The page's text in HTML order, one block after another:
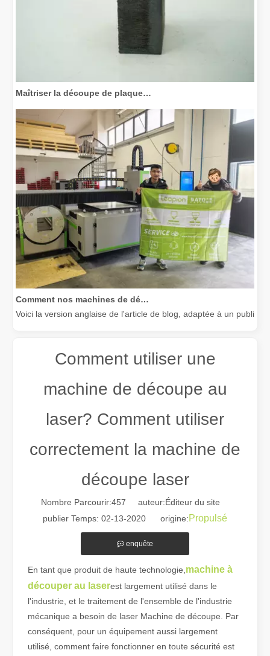
Voici la version anglaise de l'article de blog, adaptée à un public
Guide 2026 : Comment les machines de découpe de tubes au laser à fibre révolutionnent la fabrication de tuyaux
Guide 2026 : Comment les machines de découpe de tubes au
Comment utiliser une
machine de découpe au
laser? Comment utiliser
correctement la machine de
découpe laser
Nombre Parcourir:457 auteur:Éditeur du site
publier Temps: 02-13-2020 origine:Propulsé
enquête
En tant que produit de haute technologie, machine à
découper au laserest largement utilisé dans le
l'industrie, et le traitement de l'ensemble de l'industrie
mécanique a besoin de laser Machine de découpe. Par
conséquent, pour un équipement aussi largement
utilisé, comment faire fonctionner en toute sécurité est